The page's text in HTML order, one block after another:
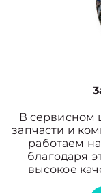
В сервисном
запчасти и
работаем
благодаря
высокое